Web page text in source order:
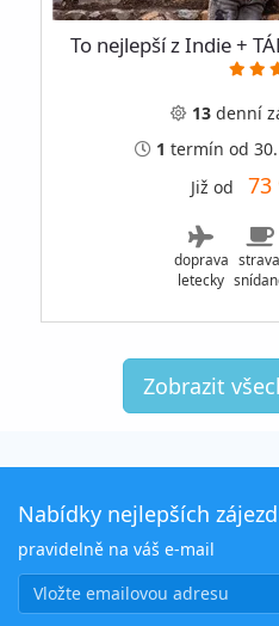
To nejlepší z Indie +
13denní
1 termín od
Již od 73
doprava
letecky
strava
Zobrazit
Nabídky nejlepších
pravidelně na váš e-mail